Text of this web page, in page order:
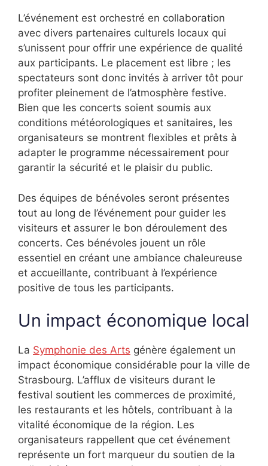
L’événement est orchestré en collaboration
avec divers partenaires culturels locaux qui
s’unissent pour offrir une expérience de qualité
aux participants. Le placement est libre ; les
spectateurs sont donc invités à arriver tôt pour
profiter pleinement de l’atmosphère festive.
Bien que les concerts soient soumis aux
conditions météorologiques et sanitaires, les
organisateurs se montrent flexibles et prêts à
adapter le programme nécessairement pour
garantir la sécurité et le plaisir du public.
Des équipes de bénévoles seront présentes
tout au long de l’événement pour guider les
visiteurs et assurer le bon déroulement des
concerts. Ces bénévoles jouent un rôle
essentiel en créant une ambiance chaleureuse
et accueillante, contribuant à l’expérience
positive de tous les participants.
Un impact économique local
La Symphonie des Arts génère également un
impact économique considérable pour la ville de
Strasbourg. L’afflux de visiteurs durant le
festival soutient les commerces de proximité,
les restaurants et les hôtels, contribuant à la
vitalité économique de la région. Les
organisateurs rappellent que cet événement
représente un fort marqueur du soutien de la